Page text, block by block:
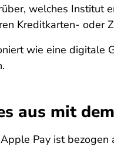
welches Institut
Kreditkarten- oder
wie eine digitale
aus mit
Pay ist